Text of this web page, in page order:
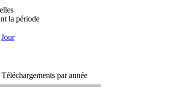
la période
Jour
Téléchargements par année